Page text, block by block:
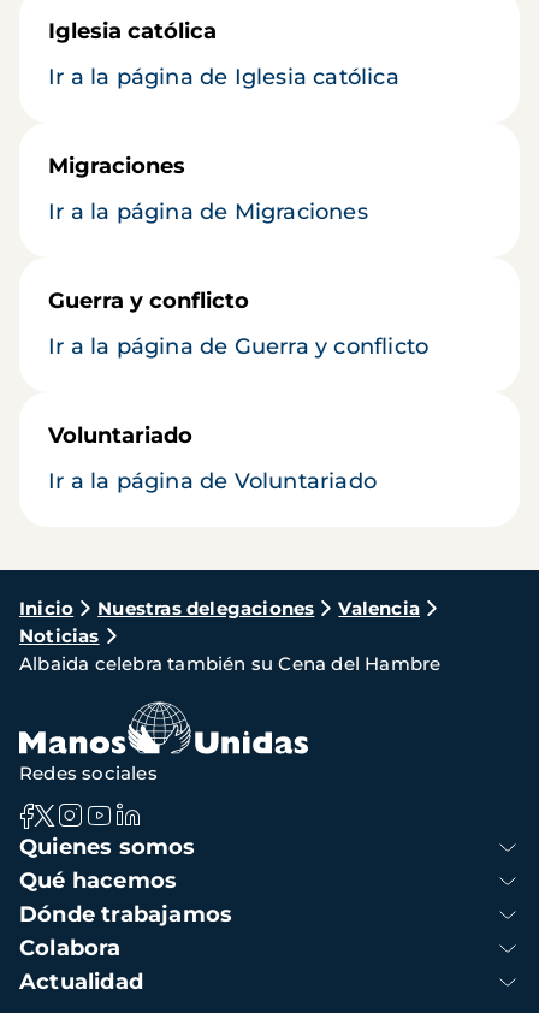
Iglesia católica
Ir a la página de Iglesia católica
Migraciones
Ir a la página de Migraciones
Guerra y conflicto
Ir a la página de Guerra y conflicto
Voluntariado
Ir a la página de Voluntariado
Ruta
de
navegación
Inicio Nuestras delegaciones
Valencia
Noticias
Albaida celebra también su Cena del Hambre
Navegación
principal
Quienes somos
Qué hacemos
Dónde trabajamos
Colabora
Actualidad
Redes sociales